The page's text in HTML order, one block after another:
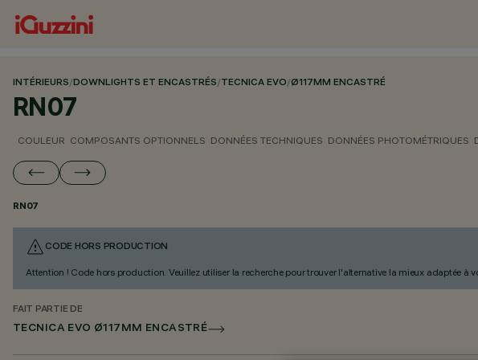
INTÉRIEURS/DOWNLIGHTS ET ENCASTRÉS/TECNICA EVO/Ø117MM ENCASTRÉ
RN07
COULEUR COMPOSANTS OPTIONNELS DONNÉES TECHNIQUES DONNÉES PHOTOMÉTRIQUES
RN07
CODE HORS PRODUCTION
Attention ! Code hors production. Veuillez utiliser la recherche pour trouver l'alternative la mieux adaptée à
FAIT PARTIE DE
TECNICA EVO Ø117MM ENCASTRÉ